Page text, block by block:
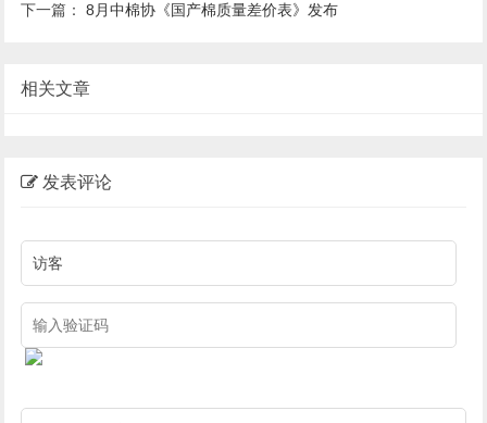
下一篇：8月中棉协《国产棉质量差价表》发布
相关文章
发表评论